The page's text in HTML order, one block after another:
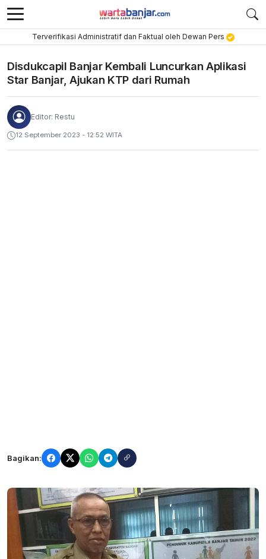
Terverifikasi Administratif dan Faktual oleh Dewan Pers
Disdukcapil Banjar Kembali Luncurkan Aplikasi
Star Banjar, Ajukan KTP dari Rumah
Editor: Restu
12 September 2023 - 12:52 WITA
Bagikan: